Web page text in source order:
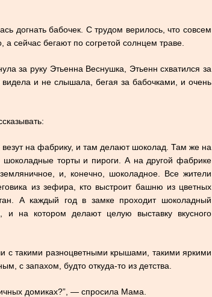
догнать бабочек. С трудом верилось, что совсем
сейчас бегают по согретой солнцем траве.
за руку Этьенна Веснушка, Этьенн схватился за
и не слышала, бегая за бабочками, и очень
везут на фабрику, и там делают шоколад. Там же на
торты и пироги. А на другой фабрике
и, конечно, шоколадное. Все жители
из зефира, кто выстроит башню из цветных
А каждый год в замке проходит шоколадный
и на котором делают целую выставку вкусного
с такими разноцветными крышами, такими яркими
с запахом, будто откуда-то из детства.
домиках?”, — спросила Мама.